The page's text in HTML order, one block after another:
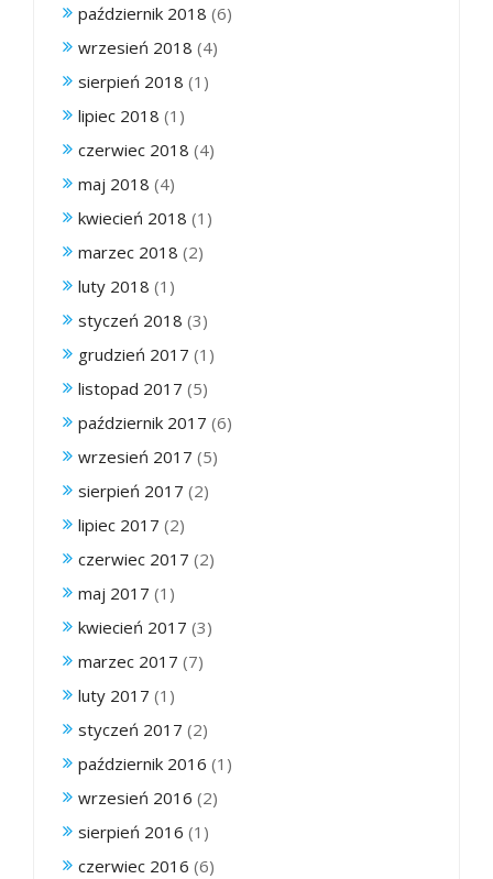
październik 2018 (6)
wrzesień 2018 (4)
sierpień 2018 (1)
lipiec 2018 (1)
czerwiec 2018 (4)
maj 2018 (4)
kwiecień 2018 (1)
marzec 2018 (2)
luty 2018 (1)
styczeń 2018 (3)
grudzień 2017 (1)
listopad 2017 (5)
październik 2017 (6)
wrzesień 2017 (5)
sierpień 2017 (2)
lipiec 2017 (2)
czerwiec 2017 (2)
maj 2017 (1)
kwiecień 2017 (3)
marzec 2017 (7)
luty 2017 (1)
styczeń 2017 (2)
październik 2016 (1)
wrzesień 2016 (2)
sierpień 2016 (1)
czerwiec 2016 (6)